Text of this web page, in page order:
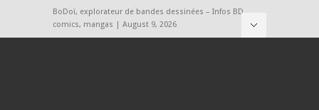
BoDoï, explorateur de bandes dessinées – Infos BD,
comics, mangas | August 9, 2026